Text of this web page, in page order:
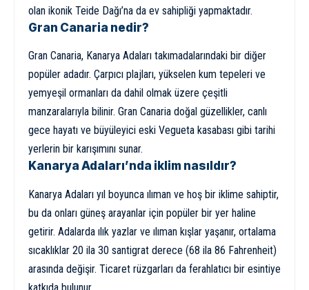
olan ikonik Teide Dağı’na da ev sahipliği yapmaktadır.
Gran Canaria nedir?
Gran Canaria, Kanarya Adaları takımadalarındaki bir diğer
popüler adadır. Çarpıcı plajları, yükselen kum tepeleri ve
yemyeşil ormanları da dahil olmak üzere çeşitli
manzaralarıyla bilinir. Gran Canaria doğal güzellikler, canlı
gece hayatı ve büyüleyici eski Vegueta kasabası gibi tarihi
yerlerin bir karışımını sunar.
Kanarya Adaları’nda iklim nasıldır?
Kanarya Adaları yıl boyunca ılıman ve hoş bir iklime sahiptir,
bu da onları güneş arayanlar için popüler bir yer haline
getirir. Adalarda ılık yazlar ve ılıman kışlar yaşanır, ortalama
sıcaklıklar 20 ila 30 santigrat derece (68 ila 86 Fahrenheit)
arasında değişir. Ticaret rüzgarları da ferahlatıcı bir esintiye